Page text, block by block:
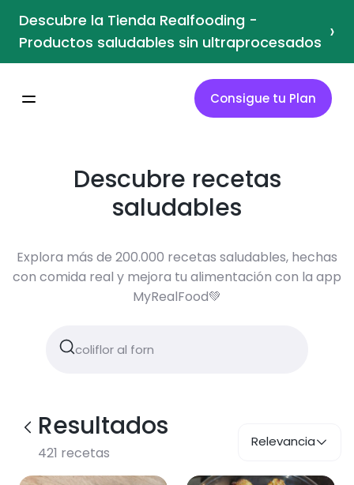
Descubre la Tienda Realfooding -
Productos saludables sin ultraprocesados ›
Consigue tu Plan
Descubre recetas
saludables
Explora más de 200.000 recetas saludables, hechas
con comida real y mejora tu alimentación con la app
MyRealFood💚
Resultados
421 recetas
Relevancia